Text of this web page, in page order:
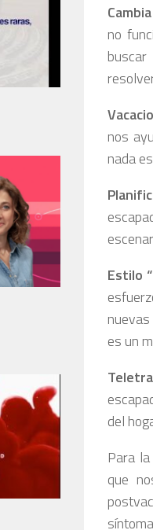
no
nos
nada
Estilo
es un
del
Para
que